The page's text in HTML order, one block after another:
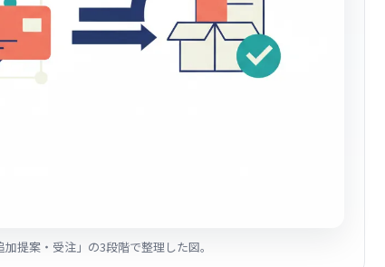
提案・受注」の3段階で整理した図。